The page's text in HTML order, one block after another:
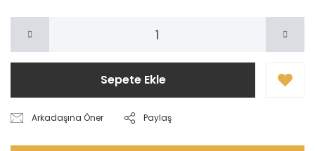
Sepete Ekle
Arkadaşına Öner Paylaş